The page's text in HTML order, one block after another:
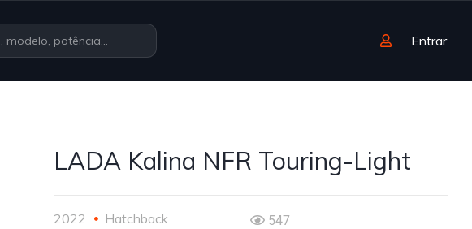
Entrar
LADA Kalina NFR Touring-Light
2022 Hatchback 547